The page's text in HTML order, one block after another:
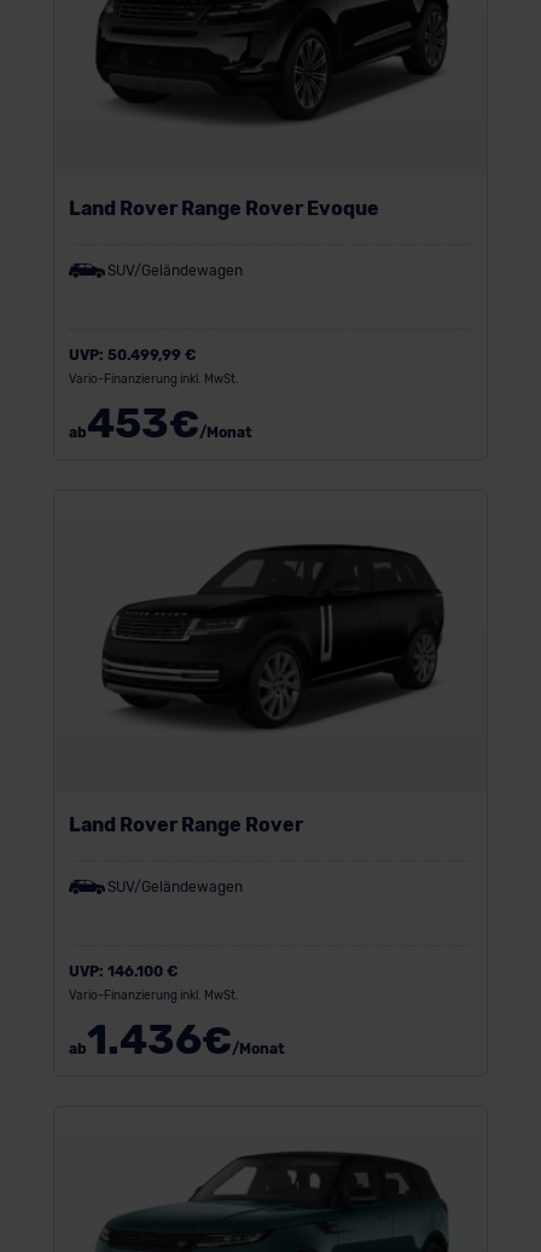
Land Rover Range Rover Evoque
SUV/Geländewagen
UVP: 50.499,99 €
Vario-Finanzierung inkl. MwSt.
ab453€/Monat
Land Rover Range Rover
SUV/Geländewagen
UVP: 146.100 €
Vario-Finanzierung inkl. MwSt.
ab1.436€/Monat